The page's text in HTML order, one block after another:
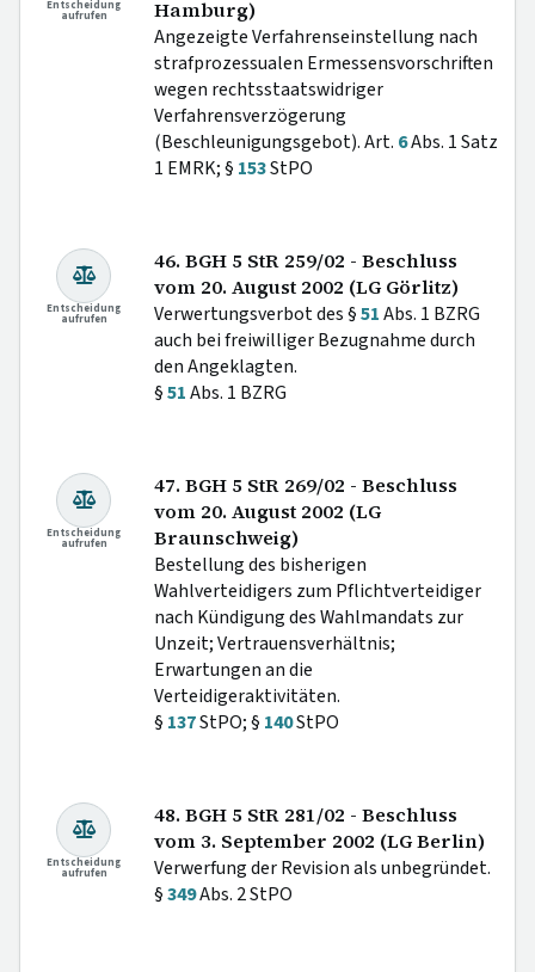
Entscheidung
aufrufen Hamburg)
Angezeigte Verfahrenseinstellung nach
strafprozessualen Ermessensvorschriften
wegen rechtsstaatswidriger
Verfahrensverzögerung
(Beschleunigungsgebot). Art. 6Abs. 1 Satz
1 EMRK; § 153StPO
Entscheidung
aufrufen
46. BGH 5 StR 259/02 - Beschluss
vom 20. August 2002 (LG Görlitz)
Verwertungsverbot des §51Abs. 1 BZRG
auch bei freiwilliger Bezugnahme durch
den Angeklagten.
§51Abs. 1 BZRG
Entscheidung
aufrufen
47. BGH 5 StR 269/02 - Beschluss
vom 20. August 2002 (LG
Braunschweig)
Bestellung des bisherigen
Wahlverteidigers zum Pflichtverteidiger
nach Kündigung des Wahlmandats zur
Unzeit; Vertrauensverhältnis;
Erwartungen an die
Verteidigeraktivitäten.
§ 137StPO; § 140StPO
Entscheidung
aufrufen
48. BGH 5 StR 281/02 - Beschluss
vom 3. September 2002 (LG Berlin)
Verwerfung der Revision als unbegründet.
§349Abs. 2 StPO